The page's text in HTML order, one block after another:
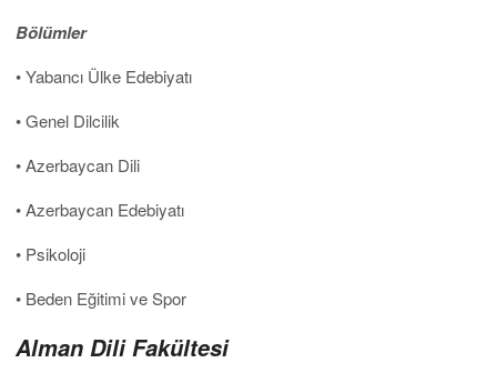
Bölümler
• Yabancı Ülke Edebiyatı
• Genel Dilcilik
• Azerbaycan Dili
• Azerbaycan Edebiyatı
• Psikoloji
• Beden Eğitimi ve Spor
Alman Dili Fakültesi